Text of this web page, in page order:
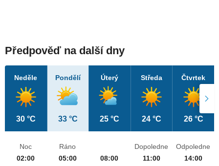
Předpověď na další dny
Neděle
30 °C
Pondělí
33 °C
Úterý
25 °C
Středa
24 °C
Čtvrtek
26 °C
Noc
02:00
Ráno
05:00
08:00
Dopoledne
11:00
Odpoledne
14:00